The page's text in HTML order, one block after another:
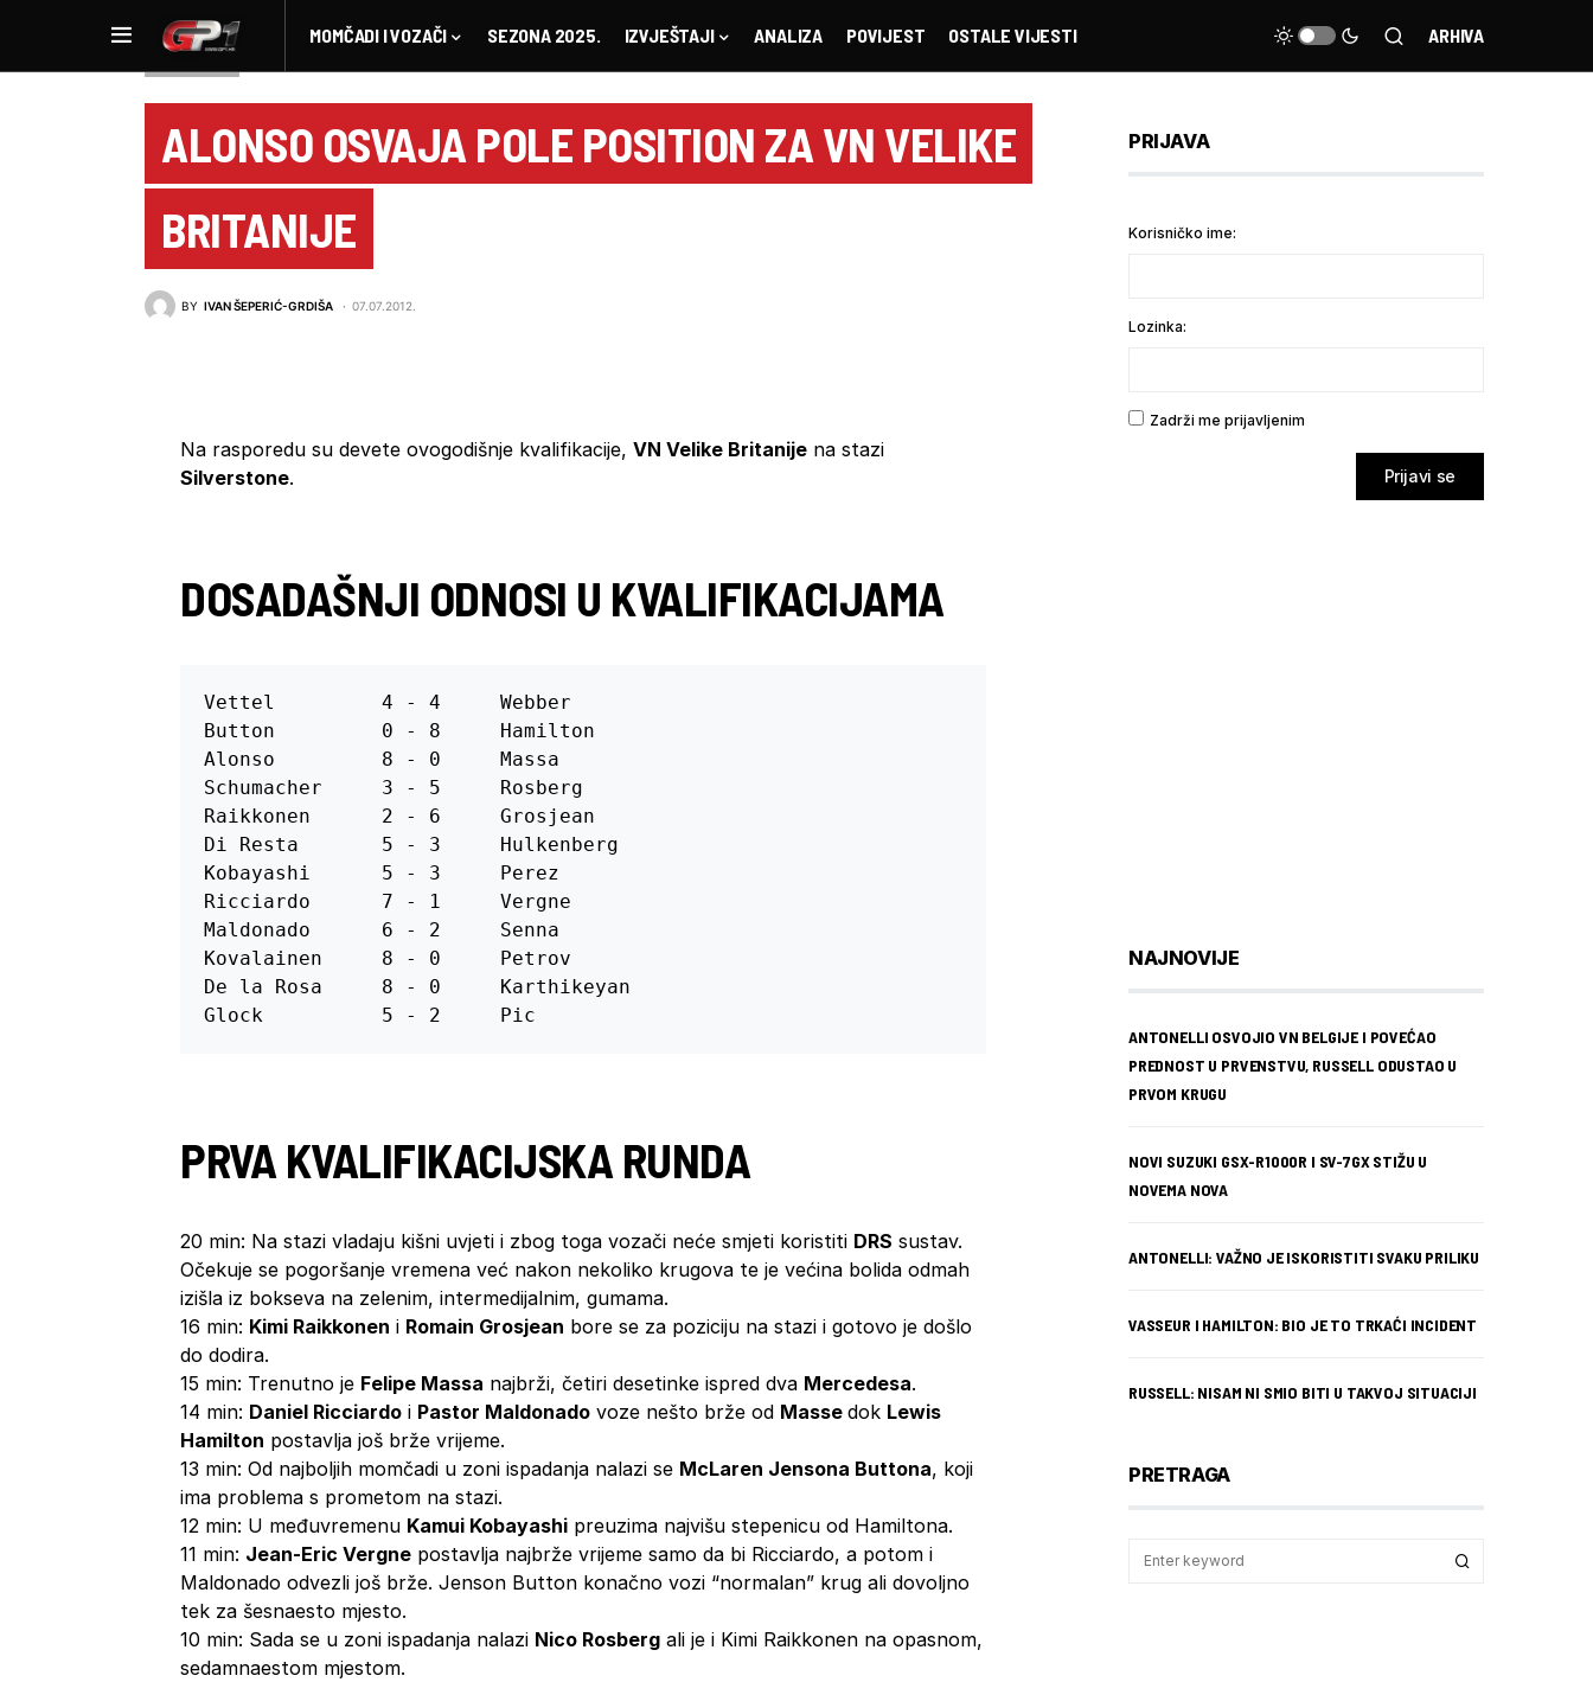
MOMČADI I VOZAČI SEZONA 2025. IZVJEŠTAJI ANALIZA POVIJEST OSTALE VIJESTI ARHIVA
ALONSO OSVAJA POLE POSITION ZA VN VELIKE
BRITANIJE
BY IVAN ŠEPERIĆ-GRDIŠA 07.07.2012.
Na rasporedu su devete ovogodišnje kvalifikacije, VN Velike Britanije na stazi
Silverstone.
DOSADAŠNJI ODNOSI U KVALIFIKACIJAMA
Vettel         4 - 4     Webber
Button         0 - 8     Hamilton
Alonso         8 - 0     Massa
Schumacher     3 - 5     Rosberg
Raikkonen      2 - 6     Grosjean
Di Resta       5 - 3     Hulkenberg
Kobayashi      5 - 3     Perez
Ricciardo      7 - 1     Vergne
Maldonado      6 - 2     Senna
Kovalainen     8 - 0     Petrov
De la Rosa     8 - 0     Karthikeyan
Glock          5 - 2     Pic
PRVA KVALIFIKACIJSKA RUNDA
20 min: Na stazi vladaju kišni uvjeti i zbog toga vozači neće smjeti koristiti DRS sustav.
Očekuje se pogoršanje vremena već nakon nekoliko krugova te je većina bolida odmah
izišla iz bokseva na zelenim, intermedijalnim, gumama.
16 min: Kimi Raikkonen i Romain Grosjean bore se za poziciju na stazi i gotovo je došlo
do dodira.
15 min: Trenutno je Felipe Massa najbrži, četiri desetinke ispred dva Mercedesa.
14 min: Daniel Ricciardo i Pastor Maldonado voze nešto brže od Masse dok Lewis
Hamilton postavlja još brže vrijeme.
13 min: Od najboljih momčadi u zoni ispadanja nalazi se McLaren Jensona Buttona, koji
ima problema s prometom na stazi.
12 min: U međuvremenu Kamui Kobayashi preuzima najvišu stepenicu od Hamiltona.
11 min: Jean-Eric Vergne postavlja najbrže vrijeme samo da bi Ricciardo, a potom i
Maldonado odvezli još brže. Jenson Button konačno vozi “normalan” krug ali dovoljno
tek za šesnaesto mjesto.
10 min: Sada se u zoni ispadanja nalazi Nico Rosberg ali je i Kimi Raikkonen na opasnom,
sedamnaestom mjestom.
PRIJAVA
Korisničko ime:
Lozinka:
Zadrži me prijavljenim
Prijavi se
NAJNOVIJE
ANTONELLI OSVOJIO VN BELGIJE I POVEĆAO
PREDNOST U PRVENSTVU, RUSSELL ODUSTAO U
PRVOM KRUGU
NOVI SUZUKI GSX-R1000R I SV-7GX STIŽU U
NOVEMA NOVA
ANTONELLI: VAŽNO JE ISKORISTITI SVAKU PRILIKU
VASSEUR I HAMILTON: BIO JE TO TRKAĆI INCIDENT
RUSSELL: NISAM NI SMIO BITI U TAKVOJ SITUACIJI
PRETRAGA